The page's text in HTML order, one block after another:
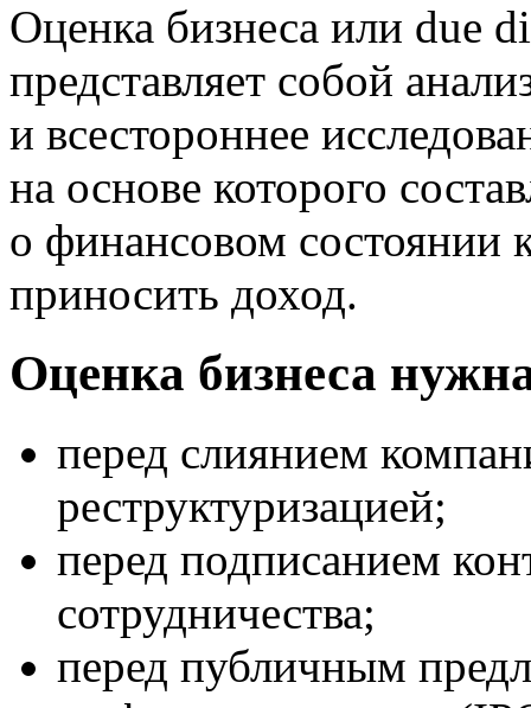
Оценка бизнеса или due
представляет собой
и всестороннее
на основе которого
о финансовом состоянии
приносить доход.
Оценка бизнеса
перед слиянием
реструктуризацией;
перед подписанием
сотрудничества;
перед публичным